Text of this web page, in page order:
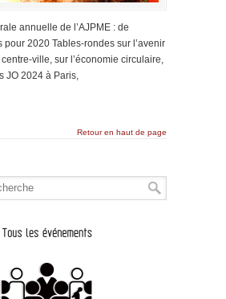
annuelle de l’AJPME : de
pour 2020 Tables-rondes sur l’avenir
ville, sur l’économie circulaire,
JO 2024 à Paris,
Retour en haut de page